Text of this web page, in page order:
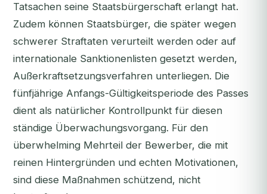
Tatsachen seine Staatsbürgerschaft erlangt hat.
Zudem können Staatsbürger, die später wegen
schwerer Straftaten verurteilt werden oder auf
internationale Sanktionenlisten gesetzt werden,
Außerkraftsetzungsverfahren unterliegen. Die
fünfjährige Anfangs-Gültigkeitsperiode des Passes
dient als natürlicher Kontrollpunkt für diesen
ständige Überwachungsvorgang. Für den
überwhelming Mehrteil der Bewerber, die mit
reinen Hintergründen und echten Motivationen,
sind diese Maßnahmen schützend, nicht